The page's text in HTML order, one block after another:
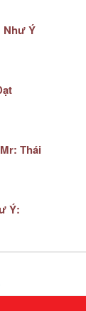
Như Ý
Thái
Ý: